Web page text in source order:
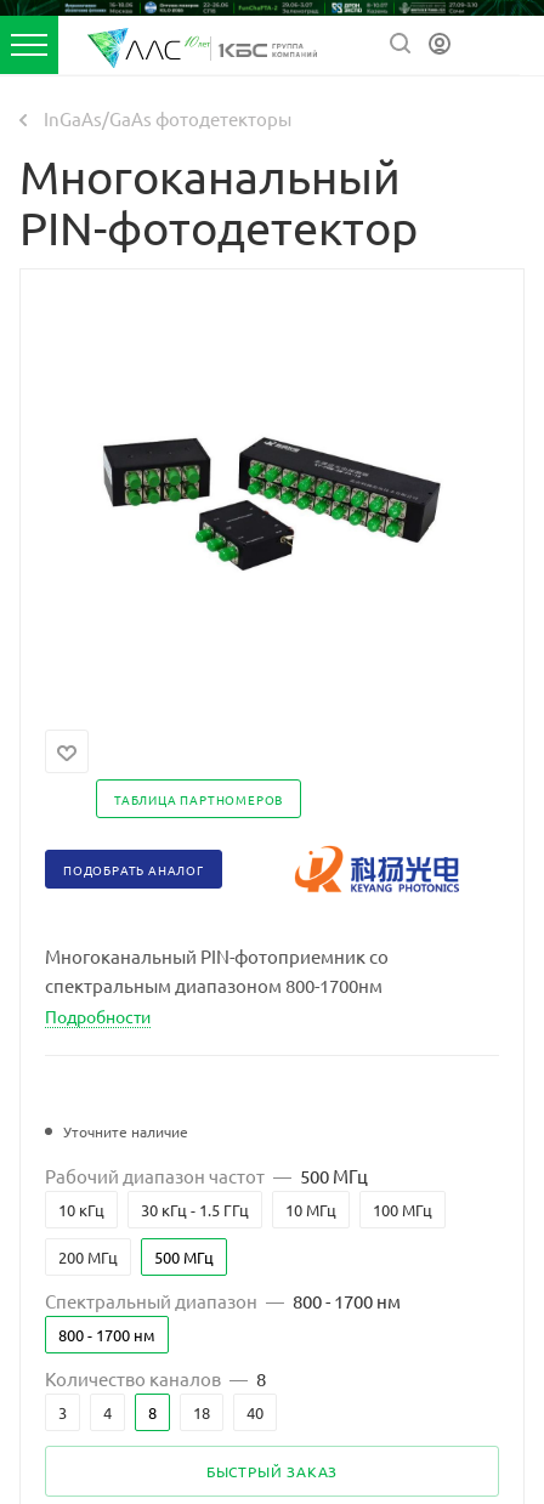
InGaAs/GaAs фотодетекторы
Многоканальный
PIN-фотодетектор
ТАБЛИЦА ПАРТНОМЕРОВ
ПОДОБРАТЬ АНАЛОГ
Многоканальный PIN-фотоприемник со
спектральным диапазоном 800-1700нм
Подробности
Уточните наличие
Рабочий диапазон частот — 500 МГц
10 кГц 30 кГц - 1.5 ГГц 10 МГц 100 МГц
200 МГц 500 МГц
Спектральный диапазон — 800 - 1700 нм
800 - 1700 нм
Количество каналов — 8
3 4 8 18 40
БЫСТРЫЙ ЗАКАЗ